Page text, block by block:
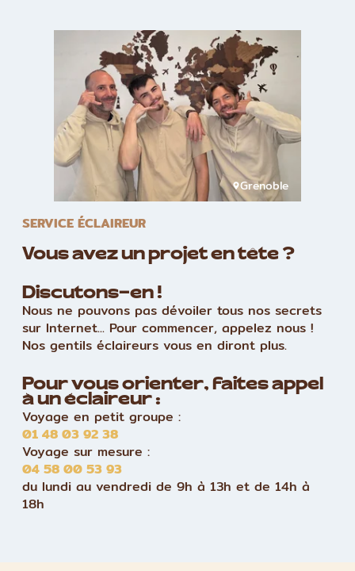
Grenoble
SERVICE ÉCLAIREUR
Vous avez un projet en tête ?
Discutons-en !
Nous ne pouvons pas dévoiler tous nos secrets
sur Internet... Pour commencer, appelez nous !
Nos gentils éclaireurs vous en diront plus.
Pour vous orienter, faites appel
à un éclaireur :
Voyage en petit groupe :
01 48 03 92 38
Voyage sur mesure :
04 58 00 53 93
du lundi au vendredi de 9h à 13h et de 14h à
18h